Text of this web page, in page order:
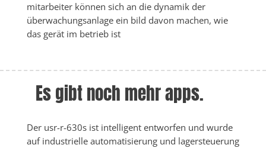
mitarbeiter können sich an die dynamik der
überwachungsanlage ein bild davon machen, wie
das gerät im betrieb ist
Es gibt noch mehr apps.
Der usr-r-630s ist intelligent entworfen und wurde
auf industrielle automatisierung und lagersteuerung